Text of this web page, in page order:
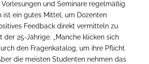
und Seminare regelmäßig.
ist ein gutes Mittel, um Dozenten
Feedback direkt vermitteln zu
der 25-Jährige. „Manche klicken sich
den Fragenkatalog, um ihre Pflicht
die meisten Studenten nehmen das